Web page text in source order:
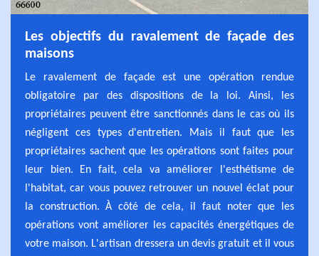
Les objectifs du ravalement de façade des
maisons
Le ravalement de façade est une opération rendue
obligatoire par des dispositions de la loi. Ainsi, les
propriétaires peuvent être sanctionnés dans le cas où ils
négligent ces types d'entretien. Mais il faut que les
propriétaires sachent que les opérations sont faites pour
leur bien. En fait, cela va améliorer l'esthétisme de
l'habitat, car vous pouvez retrouver un nouvel éclat pour
la construction. À côté de cela, il faut noter que les
opérations vont améliorer les capacités énergétiques de
votre maison. L'artisan dressera un devis gratuit et il vous